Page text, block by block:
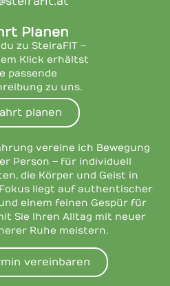
Planen
zu SteiraFIT –
Klick erhältst
passende
zu uns.
planen
vereine ich Bewegung
Person – für individuell
die Körper und Geist in
liegt auf authentischer
einem feinen Gespür für
Sie Ihren Alltag mit neuer
Ruhe meistern.
vereinbaren